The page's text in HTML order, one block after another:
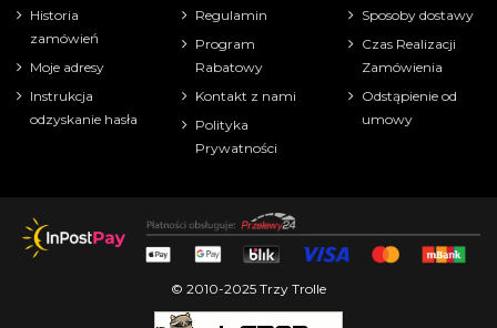
Historia
zamówień
Moje adresy
Instrukcja
odzyskanie hasła
Regulamin
Program
Rabatowy
Kontakt z nami
Polityka
Prywatności
Sposoby dostawy
Czas Realizacji
Zamówienia
Odstąpienie od
umowy
© 2010-2025 Trzy Trolle